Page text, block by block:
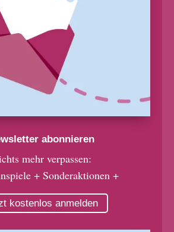
abonnieren
mehr verpassen:
+ Sonderaktionen +
kostenlos anmelden